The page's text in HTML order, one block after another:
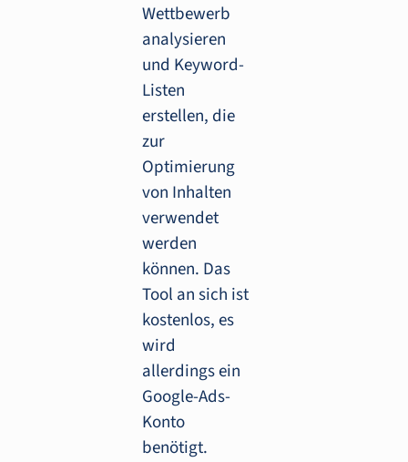
Wettbewerb
analysieren
und Keyword-
Listen
erstellen, die
zur
Optimierung
von Inhalten
verwendet
werden
können. Das
Tool an sich ist
kostenlos, es
wird
allerdings ein
Google-Ads-
Konto
benötigt.